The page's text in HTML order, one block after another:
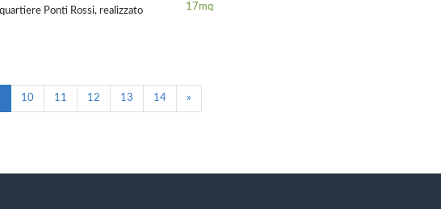
Ponti Rossi, realizzato
anni 1971-1972, elementi
17mq
10 11 12 13 14 »